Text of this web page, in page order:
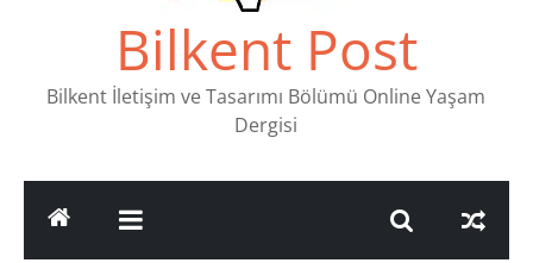
Bilkent Post
Bilkent İletişim ve Tasarımı Bölümü Online Yaşam
Dergisi